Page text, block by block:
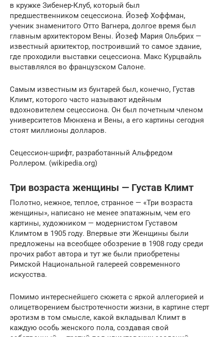
в кружке Зибенер-Клуб, который был
предшественником сецессиона. Йозеф Хоффман,
ученик знаменитого Отто Вагнера, долгое время был
главным архитектором Вены. Йозеф Мария Ольбрих —
известный архитектор, построивший то самое здание,
где проходили выставки сецессиона. Макс Курцвайль
выставлялся во французском Салоне.
Самым известным из бунтарей был, конечно, Густав
Климт, которого часто называют идейным
вдохновителем сецессиона. Он был почетным членом
университетов Мюнхена и Вены, а его картины сегодня
стоят миллионы долларов.
Сецессион-шрифт, разработанный Альфредом
Роллером. (wikipedia.org)
Три возраста женщины — Густав Климт
Полотно, нежное, теплое, странное — «Три возраста
женщины», написано не менее эпатажным, чем его
картины, художником — модернистом Густавом
Климтом в 1905 году. Впервые эти Женщины были
предложены на всеобщее обозрение в 1908 году среди
прочих работ автора и тут же были приобретены
Римской Национальной галереей современного
искусства.
Помимо интереснейшего сюжета с яркой аллегорией и
олицетворением быстротечности жизни, в картине стерт
эротизм в том смысле, какой вкладывал Климт в
каждую особь женского пола, создавая свой